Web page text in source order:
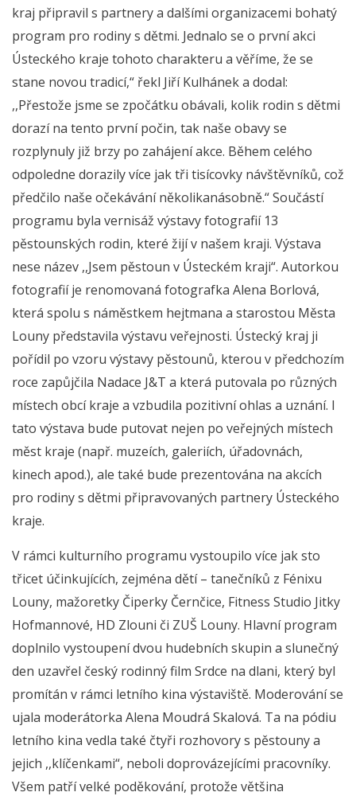
kraj připravil s partnery a dalšími organizacemi bohatý
program pro rodiny s dětmi. Jednalo se o první akci
Ústeckého kraje tohoto charakteru a věříme, že se
stane novou tradicí,“ řekl Jiří Kulhánek a dodal:
,,Přestože jsme se zpočátku obávali, kolik rodin s dětmi
dorazí na tento první počin, tak naše obavy se
rozplynuly již brzy po zahájení akce. Během celého
odpoledne dorazily více jak tři tisícovky návštěvníků, což
předčilo naše očekávání několikanásobně.“ Součástí
programu byla vernisáž výstavy fotografií 13
pěstounských rodin, které žijí v našem kraji. Výstava
nese název ,,Jsem pěstoun v Ústeckém kraji“. Autorkou
fotografií je renomovaná fotografka Alena Borlová,
která spolu s náměstkem hejtmana a starostou Města
Louny představila výstavu veřejnosti. Ústecký kraj ji
pořídil po vzoru výstavy pěstounů, kterou v předchozím
roce zapůjčila Nadace J&T a která putovala po různých
místech obcí kraje a vzbudila pozitivní ohlas a uznání. I
tato výstava bude putovat nejen po veřejných místech
měst kraje (např. muzeích, galeriích, úřadovnách,
kinech apod.), ale také bude prezentována na akcích
pro rodiny s dětmi připravovaných partnery Ústeckého
kraje.
V rámci kulturního programu vystoupilo více jak sto
třicet účinkujících, zejména dětí – tanečníků z Fénixu
Louny, mažoretky Čiperky Černčice, Fitness Studio Jitky
Hofmannové, HD Zlouni či ZUŠ Louny. Hlavní program
doplnilo vystoupení dvou hudebních skupin a slunečný
den uzavřel český rodinný film Srdce na dlani, který byl
promítán v rámci letního kina výstaviště. Moderování se
ujala moderátorka Alena Moudrá Skalová. Ta na pódiu
letního kina vedla také čtyři rozhovory s pěstouny a
jejich ,,klíčenkami“, neboli doprovázejícími pracovníky.
Všem patří velké poděkování, protože většina